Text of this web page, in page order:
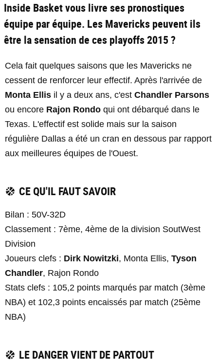
Inside Basket vous livre ses pronostiques
équipe par équipe. Les Mavericks peuvent ils
être la sensation de ces playoffs 2015 ?
Cela fait quelques saisons que les Mavericks ne
cessent de renforcer leur effectif. Après l'arrivée de
Monta Ellis il y a deux ans, c'est Chandler Parsons
ou encore Rajon Rondo qui ont débarqué dans le
Texas. L'effectif est solide mais sur la saison
régulière Dallas a été un cran en dessous par rapport
aux meilleures équipes de l'Ouest.
CE QU'IL FAUT SAVOIR
Bilan : 50V-32D
Classement : 7ème, 4ème de la division SoutWest
Division
Joueurs clefs : Dirk Nowitzki, Monta Ellis, Tyson
Chandler, Rajon Rondo
Stats clefs : 105,2 points marqués par match (3ème
NBA) et 102,3 points encaissés par match (25ème
NBA)
LE DANGER VIENT DE PARTOUT